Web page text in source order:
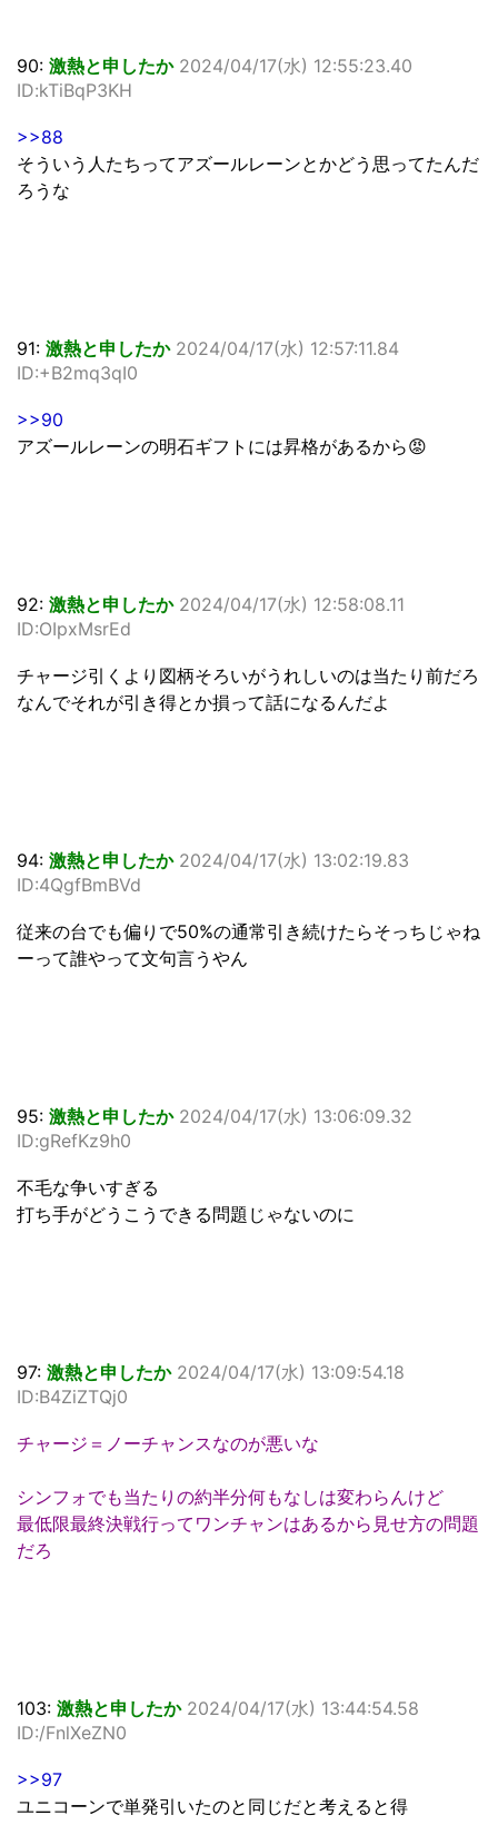
90: 激熱と申したか 2024/04/17(水) 12:55:23.40
ID:kTiBqP3KH
>>88
そういう人たちってアズールレーンとかどう思ってたんだ
ろうな
91: 激熱と申したか 2024/04/17(水) 12:57:11.84
ID:+B2mq3qI0
>>90
アズールレーンの明石ギフトには昇格があるから😡
92: 激熱と申したか 2024/04/17(水) 12:58:08.11
ID:OIpxMsrEd
チャージ引くより図柄そろいがうれしいのは当たり前だろ
なんでそれが引き得とか損って話になるんだよ
94: 激熱と申したか 2024/04/17(水) 13:02:19.83
ID:4QgfBmBVd
従来の台でも偏りで50%の通常引き続けたらそっちじゃね
ーって誰やって文句言うやん
95: 激熱と申したか 2024/04/17(水) 13:06:09.32
ID:gRefKz9h0
不毛な争いすぎる
打ち手がどうこうできる問題じゃないのに
97: 激熱と申したか 2024/04/17(水) 13:09:54.18
ID:B4ZiZTQj0
チャージ＝ノーチャンスなのが悪いな
シンフォでも当たりの約半分何もなしは変わらんけど
最低限最終決戦行ってワンチャンはあるから見せ方の問題
だろ
103: 激熱と申したか 2024/04/17(水) 13:44:54.58
ID:/FnlXeZN0
>>97
ユニコーンで単発引いたのと同じだと考えると得